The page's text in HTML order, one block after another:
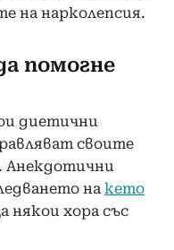
на нарколепсия.
помогне
диетични
своите
Анекдотични
на кето
някои хора със